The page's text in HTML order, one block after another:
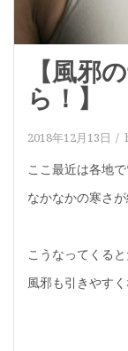
【風邪
ら！】
2018年12月13日
ここ最近は各地で
なかなかの寒さ
こうなってくると
風邪も引きやす